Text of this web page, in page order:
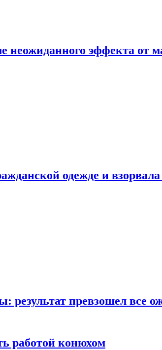
неожиданного эффекта от
одежде и взорвала
результат превзошел все
работой конюхом